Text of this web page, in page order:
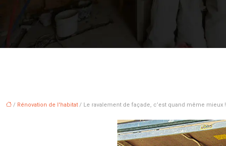
/ Rénovation de l'habitat / Le ravalement de façade, c’est quand même mieux !